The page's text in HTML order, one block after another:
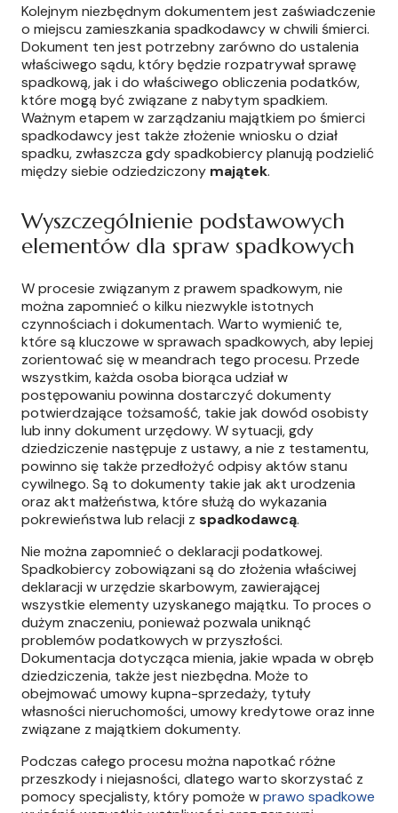
Kolejnym niezbędnym dokumentem jest zaświadczenie
o miejscu zamieszkania spadkodawcy w chwili śmierci.
Dokument ten jest potrzebny zarówno do ustalenia
właściwego sądu, który będzie rozpatrywał sprawę
spadkową, jak i do właściwego obliczenia podatków,
które mogą być związane z nabytym spadkiem.
Ważnym etapem w zarządzaniu majątkiem po śmierci
spadkodawcy jest także złożenie wniosku o dział
spadku, zwłaszcza gdy spadkobiercy planują podzielić
między siebie odziedziczony majątek.
Wyszczególnienie podstawowych
elementów dla spraw spadkowych
W procesie związanym z prawem spadkowym, nie
można zapomnieć o kilku niezwykle istotnych
czynnościach i dokumentach. Warto wymienić te,
które są kluczowe w sprawach spadkowych, aby lepiej
zorientować się w meandrach tego procesu. Przede
wszystkim, każda osoba biorąca udział w
postępowaniu powinna dostarczyć dokumenty
potwierdzające tożsamość, takie jak dowód osobisty
lub inny dokument urzędowy. W sytuacji, gdy
dziedziczenie następuje z ustawy, a nie z testamentu,
powinno się także przedłożyć odpisy aktów stanu
cywilnego. Są to dokumenty takie jak akt urodzenia
oraz akt małżeństwa, które służą do wykazania
pokrewieństwa lub relacji z spadkodawcą.
Nie można zapomnieć o deklaracji podatkowej.
Spadkobiercy zobowiązani są do złożenia właściwej
deklaracji w urzędzie skarbowym, zawierającej
wszystkie elementy uzyskanego majątku. To proces o
dużym znaczeniu, ponieważ pozwala uniknąć
problemów podatkowych w przyszłości.
Dokumentacja dotycząca mienia, jakie wpada w obręb
dziedziczenia, także jest niezbędna. Może to
obejmować umowy kupna-sprzedaży, tytuły
własności nieruchomości, umowy kredytowe oraz inne
związane z majątkiem dokumenty.
Podczas całego procesu można napotkać różne
przeszkody i niejasności, dlatego warto skorzystać z
pomocy specjalisty, który pomoże wprawo spadkowe